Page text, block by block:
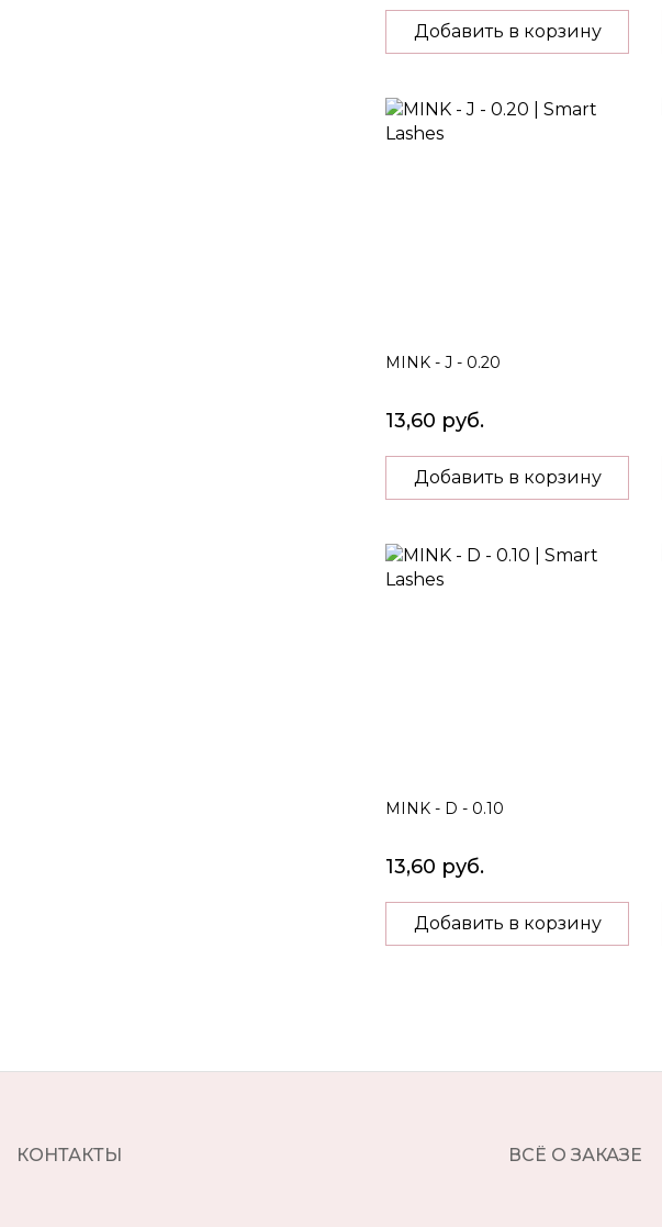
Добавить в корзину
MINK - J - 0.20
13,60 руб.
Добавить в корзину
MINK - D - 0.10
13,60 руб.
Добавить в корзину
КОНТАКТЫ ВСЁ О ЗАКАЗЕ